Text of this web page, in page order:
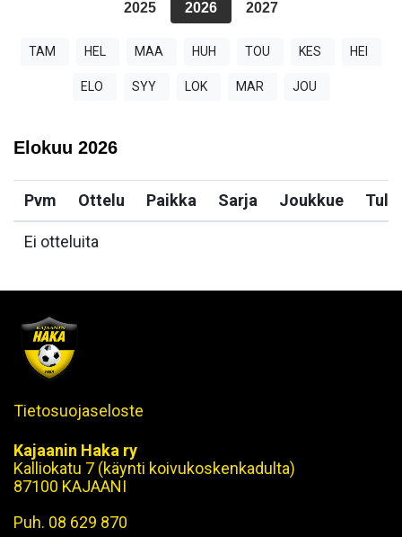
2025 2026 2027
TAM HEL MAA HUH TOU KES HEI
ELO SYY LOK MAR JOU
Elokuu 2026
Pvm Ottelu Paikka Sarja Joukkue
Ei otteluita
Tietosuojaseloste
Kajaanin Haka ry
Kalliokatu 7 (käynti koivukoskenkadulta)
87100 KAJAANI
Puh. 08 629 870